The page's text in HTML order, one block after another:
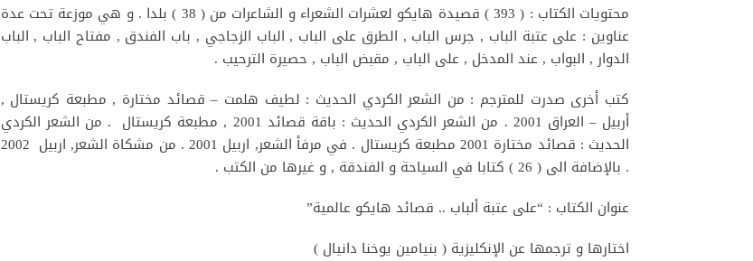
محتويات الكتاب : ( 393 ) قصيدة هايكو لعشرات الشعراء و الشاعرات من ( 38 ) بلدا . و هي موزعة تحت عدة
عناوين : على عتبة الباب , جرس الباب , الطرق على الباب , الباب الزجاجي , باب الفندق , مفتاح الباب , الباب
الدوار , البواب , عند المدخل , على الباب , مقبض الباب , حصيرة الترحيب .
كتب أخرى صدرت للمترجم : من الشعر الكردي الحديث : لطيف هلمت – قصائد مختارة , مطبعة كريستال ,
أربيل – العراق 2001 . من الشعر الكردي الحديث : باقة قصائد 2001 , مطبعة كريستال . من الشعر الكردي
الحديث : قصائد مختارة 2001 مطبعة كريستال . في مرفأ الشعر, اربيل 2001 . من مشكاة الشعر, اربيل 2002
. بالإضافة الى ( 26 ) كتابا في السياحة و الفندقة , و غيرها من الكتب .
عنوان الكتاب : “على عتبة ألباب .. قصائد هايكو عالمية”
اختارها و ترجمها عن الإنكليزية ( بنيامين يوخنا دانيال )